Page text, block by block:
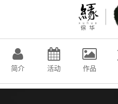
简介 活动 作品